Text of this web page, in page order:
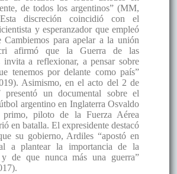
de todos los argentinos” (MM,
discreción coincidió con el
y esperanzador que empleó
Cambiemos para apelar a la unión
afirmó que la Guerra de las
invita a reflexionar, a pensar sobre
tenemos por delante como país”
Asimismo, en el acto del 2 de
un documental sobre el
argentino en Inglaterra Osvaldo
piloto de la Fuerza Aérea
en batalla. El expresidente destacó
su gobierno, Ardiles “a​​postó en
a plantear la importancia de la
y de que nunca más una guerra”